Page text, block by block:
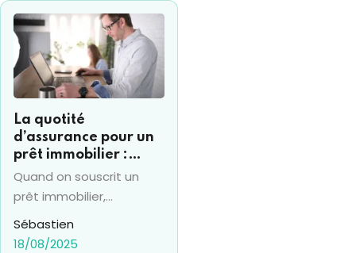
La quotité
d’assurance pour un
prêt immobilier :
comment la calculer ?
Quand on souscrit un
prêt immobilier,
l'assurance emprunteur
occupe toujours une
Sébastien
18/08/2025